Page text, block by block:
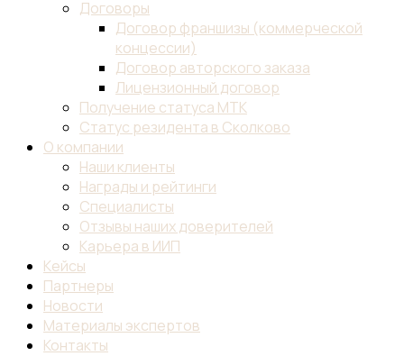
Договоры
Договор франшизы (коммерческой
концессии)
Договор авторского заказа
Лицензионный договор
Получение статуса МТК
Статус резидента в Сколково
О компании
Наши клиенты
Награды и рейтинги
Специалисты
Отзывы наших доверителей
Карьера в ИИП
Кейсы
Партнеры
Новости
Материалы экспертов
Контакты